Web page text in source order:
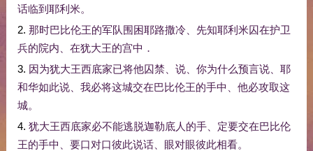
话临到 耶利米。
2. 那时巴比伦王的军队围困耶路撒冷、 先知耶利米囚在护卫
兵的院内 在犹大王的宫中 ．
3. 因为犹大王西底家已将他囚禁 说、 你为什么预言说、 耶
和华如此说、 我必将这城交在巴比伦王的手中 他必攻取这
城。
4. 犹大王西底家必不能逃脱迦勒底人 的手、 定要交在巴比伦
王的手中 要口对口彼此说话、 眼对眼彼此相看。